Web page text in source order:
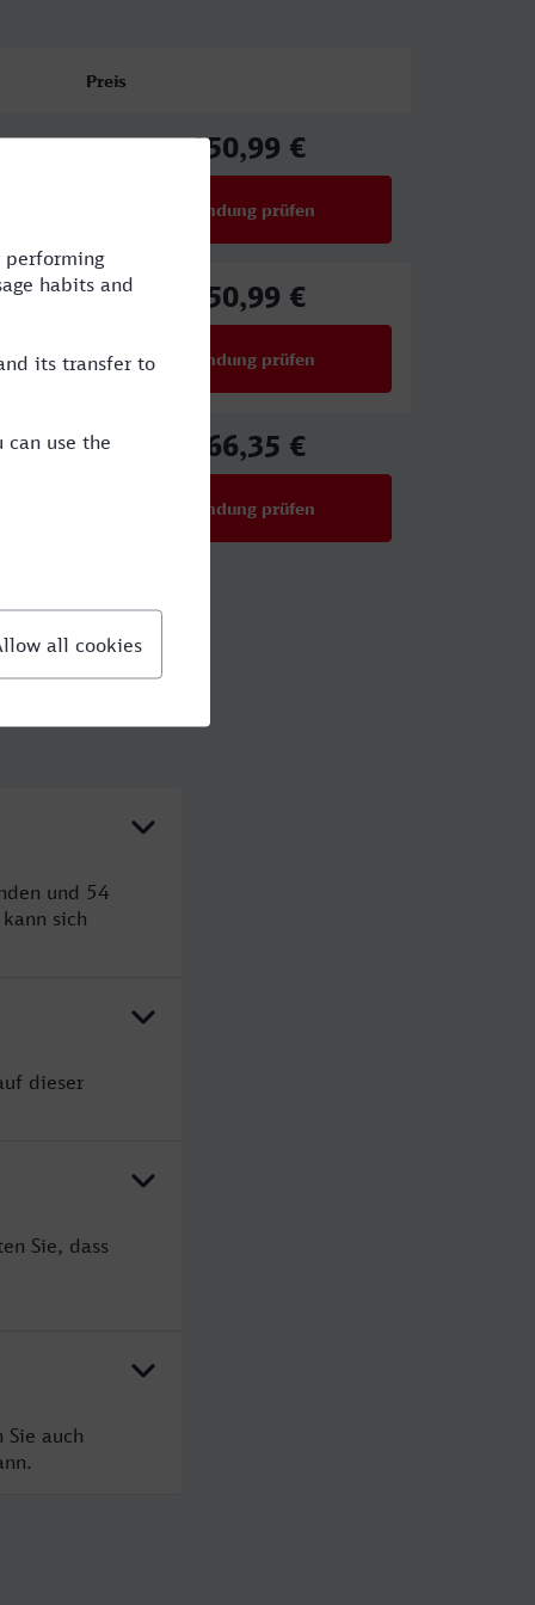
Preis
150,99 €
Verbindung prüfen
150,99 €
Verbindung prüfen
266,35 €
Verbindung prüfen
und 54
sich
dieser
Sie, dass
auch